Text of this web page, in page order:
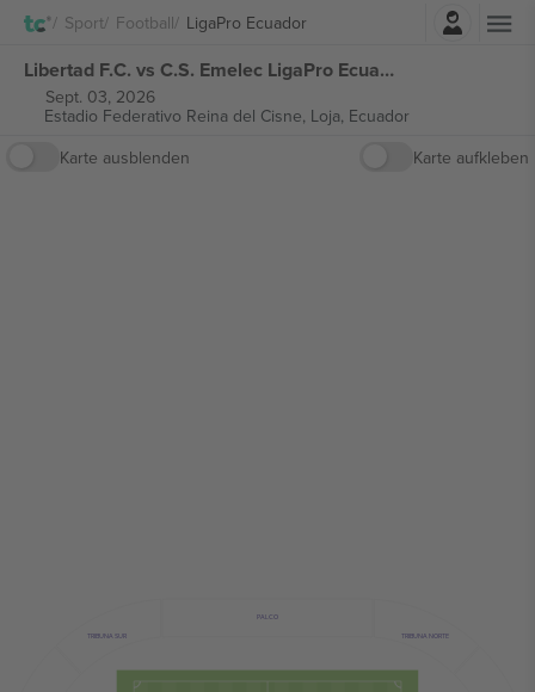
Sport Football LigaPro EcuadorEinloggen
Libertad F.C. vs C.S. Emelec LigaPro Ecuador tickets
Sept. 03, 2026
Estadio Federativo Reina del Cisne, Loja, Ecuador
Karte ausblenden
Karte aufkleben
PALCO
TRIBUNA NORTE
TRIBUNA SUR